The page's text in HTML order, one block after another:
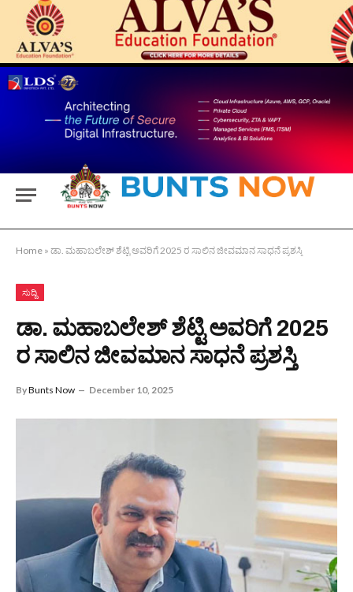
Home » ಡಾ. ಮಹಾಬಲೇಶ್ ಶೆಟ್ಟಿ ಅವರಿಗೆ 2025 ರ ಸಾಲಿನ ಜೀವಮಾನ ಸಾಧನೆ ಪ್ರಶಸ್ತಿ
ಸುದ್ದಿ
ಡಾ. ಮಹಾಬಲೇಶ್ ಶೆಟ್ಟಿ ಅವರಿಗೆ 2025
ರ ಸಾಲಿನ ಜೀವಮಾನ ಸಾಧನೆ ಪ್ರಶಸ್ತಿ
ByBunts Now December 10, 2025